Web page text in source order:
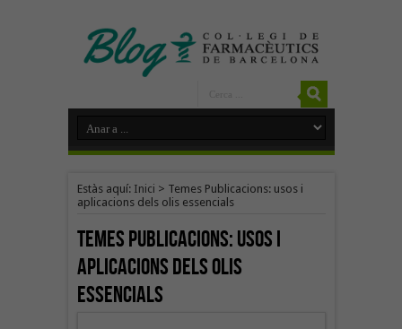
Estàs aquí: Inici > Temes Publicacions: usos i
aplicacions dels olis essencials
Temes Publicacions:usos i
aplicacions dels olis
essencials